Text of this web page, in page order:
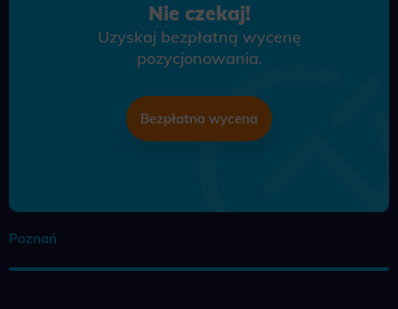
Nie czekaj!
Uzyskaj bezpłatną wycenę
pozycjonowania.
Bezpłatna wycena
Poznań